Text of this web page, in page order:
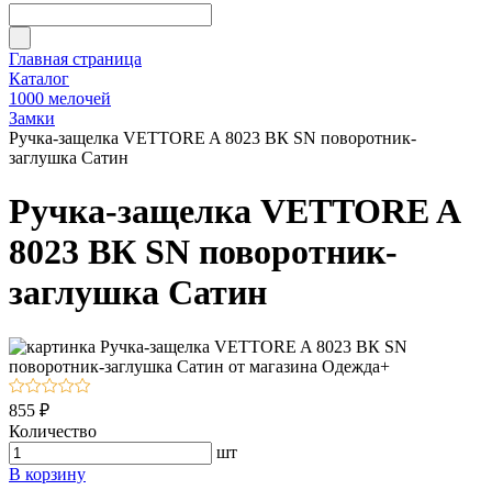
Главная страница
Каталог
1000 мелочей
Замки
Ручка-защелка VETTORE A 8023 BК SN поворотник-
заглушка Сатин
Ручка-защелка VETTORE A
8023 BК SN поворотник-
заглушка Сатин
855 ₽
Количество
шт
В корзину